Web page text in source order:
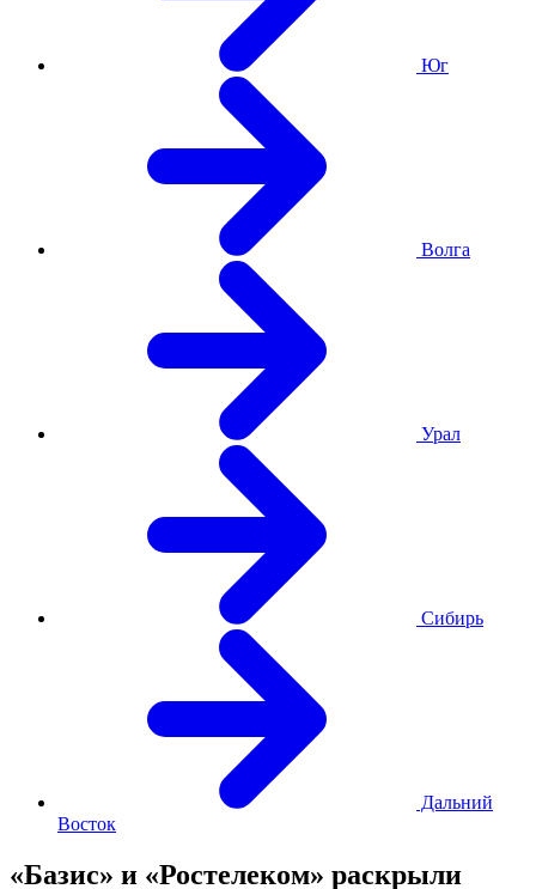
Юг
Волга
Урал
Сибирь
Дальний
Восток
«Базис» и «Ростелеком» раскрыли